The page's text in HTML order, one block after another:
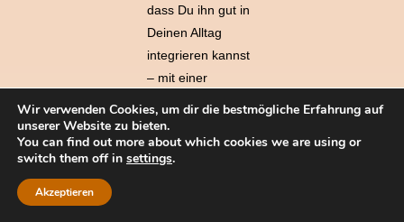
dass Du ihn gut in
Deinen Alltag
integrieren kannst
– mit einer
Impulsen,
Reflexion,
Übungen und
Wir verwenden Cookies, um dir die bestmögliche Erfahrung auf
unserer Website zu bieten.
You can find out more about which cookies we are using or
switch them off in settings.
Akzeptieren